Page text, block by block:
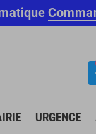
URGENCE